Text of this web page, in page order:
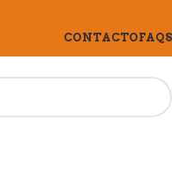
CONTACTOFAQS